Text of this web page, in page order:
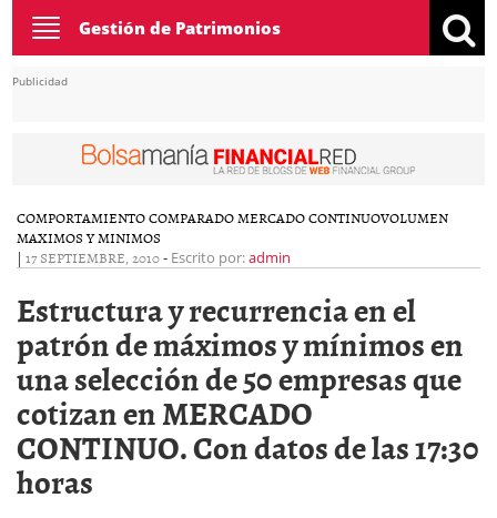
Toggle
navigation
Gestión de Patrimonios
Publicidad
COMPORTAMIENTO COMPARADO MERCADO CONTINUOVOLUMEN
MAXIMOS Y MINIMOS
| 17 SEPTIEMBRE, 2010- Escrito por:admin
Estructura y recurrencia en el
patrón de máximos y mínimos en
una selección de 50 empresas que
cotizan en MERCADO
CONTINUO. Con datos de las 17:30
horas